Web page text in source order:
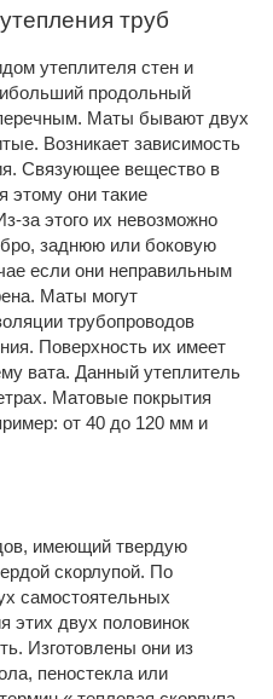
труб
утеплителя стен и
продольный
Маты бывают двух
Возникает зависимость
Связующее вещество в
этому они такие
за этого их невозможно
заднюю или боковую
если они неправильным
Маты могут
трубопроводов
Поверхность их имеет
вата. Данный утеплитель
Матовые покрытия
от 40 до 120 мм и
имеющий твердую
скорлупой. По
самостоятельных
этих двух половинок
Изготовлены они из
пеностекла или